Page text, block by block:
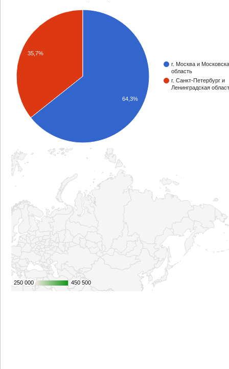
г. Москва и
область
г. Санкт-Петербург и
Ленинградская
35,7%
64,3%
250 000
250 000 450 500
450 500